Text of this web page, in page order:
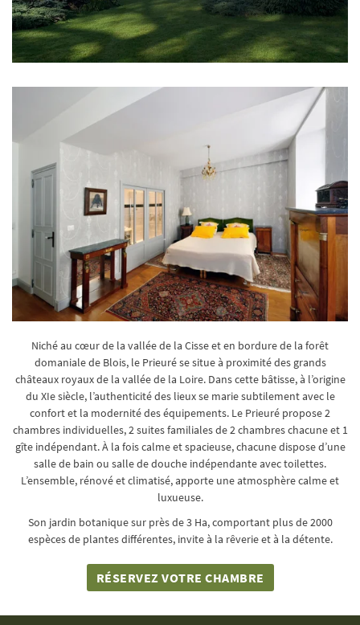
Niché au cœur de la vallée de la Cisse et en bordure de la forêt
domaniale de Blois, le Prieuré se situe à proximité des grands
châteaux royaux de la vallée de la Loire. Dans cette bâtisse, à l’origine
du XIe siècle, l’authenticité des lieux se marie subtilement avec le
confort et la modernité des équipements. Le Prieuré propose 2
chambres individuelles, 2 suites familiales de 2 chambres chacune et 1
gîte indépendant. À la fois calme et spacieuse, chacune dispose d’une
salle de bain ou salle de douche indépendante avec toilettes.
L’ensemble, rénové et climatisé, apporte une atmosphère calme et
luxueuse.
Son jardin botanique sur près de 3 Ha, comportant plus de 2000
espèces de plantes différentes, invite à la rêverie et à la détente.
RÉSERVEZ VOTRE CHAMBRE